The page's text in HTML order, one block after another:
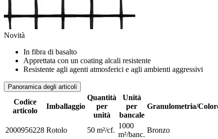
Novità
In fibra di basalto
Apprettata con un coating alcali resistente
Resistente agli agenti atmosferici e agli ambienti aggressivi
Panoramica degli articoli
Codice
articolo
Imballaggio
Quantità
per
unità
Unità
per
bancale
Granulometria/
2000956228 Rotolo 50 m²/cf.
1000
m²/banc.
Bronzo